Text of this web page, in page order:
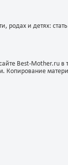
родах и детях:
Best-Mother.ru
Копирование